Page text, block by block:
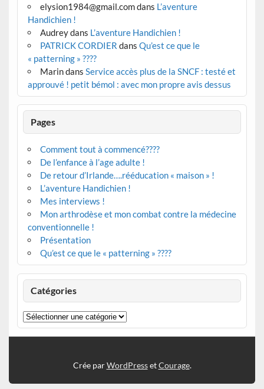
elysion1984@gmail.comdans L’aventure
Handichien !
Audreydans L’aventure Handichien !
PATRICK CORDIER dans Qu’est ce que le
« patterning » ????
Marindans Service accès plus de la SNCF : testé et
approuvé ! petit bémol : avec mon propre avis dessus
Pages
Comment tout à commencé????
De l’enfance à l’age adulte !
De retour d’Irlande….rééducation « maison » !
L’aventure Handichien !
Mes interviews !
Mon arthrodèse et mon combat contre la médecine
conventionnelle !
Présentation
Qu’est ce que le « patterning » ????
Catégories
Catégories
Crée parWordPressetCourage.